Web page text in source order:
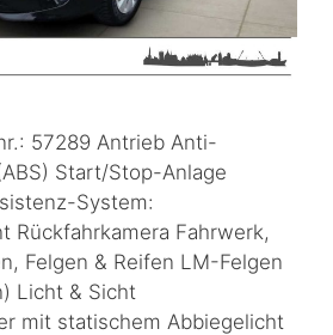
57289 Antrieb Anti-
Start/Stop-Anlage
System:
Rückfahrkamera Fahrwerk,
Felgen & Reifen LM-Felgen
Licht & Sicht
mit statischem Abbiegelicht